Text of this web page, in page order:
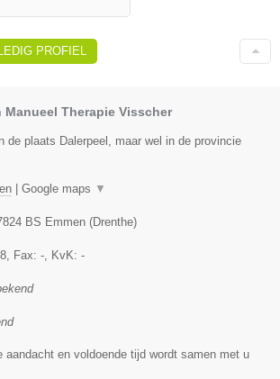
PROFIEL
Therapie Visscher
de plaats Dalerpeel, maar wel in de provincie
| Google maps ▼
BS Emmen (Drenthe)
, Fax: - , KvK: -
aandacht en voldoende tijd wordt samen met u